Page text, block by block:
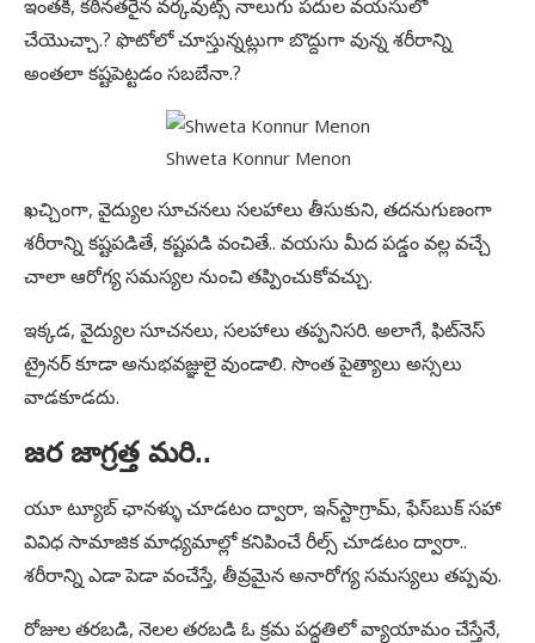
ఇంతకీ, కఠినతరైన వర్కవుట్స్ నాలుగు పదుల వయసులో
చేయొచ్చా.? ఫొటోలో చూస్తున్నట్లుగా బొద్దుగా వున్న శరీరాన్ని
అంతలా కష్టపెట్టడం సబబేనా.?
Shweta Konnur Menon
ఖచ్చింగా, వైద్యుల సూచనలు సలహాలు తీసుకుని, తదనుగుణంగా
శరీరాన్ని కష్టపడితే, కష్టపడి వంచితే.. వయసు మీద పడ్డం వల్ల వచ్చే
చాలా ఆరోగ్య సమస్యల నుంచి తప్పించుకోవచ్చు.
ఇక్కడ, వైద్యుల సూచనలు, సలహాలు తప్పనిసరి. అలాగే, ఫిట్‌నెస్
ట్రైనర్ కూడా అనుభవజ్ఞులై వుండాలి. సొంత పైత్యాలు అస్సలు
వాడకూడదు.
జర జాగ్రత్త మరి..
యూ ట్యూబ్ ఛానళ్ళు చూడటం ద్వారా, ఇన్‌స్టాగ్రామ్, ఫేస్‌బుక్ సహా
వివిధ సామాజిక మాధ్యమాల్లో కనిపించే రీల్స్ చూడటం ద్వారా..
శరీరాన్ని ఎడా పెడా వంచేస్తే, తీవ్రమైన అనారోగ్య సమస్యలు తప్పవు.
రోజుల తరబడి, నెలల తరబడి ఓ క్రమ పద్ధతిలో వ్యాయామం చేస్తేనే,